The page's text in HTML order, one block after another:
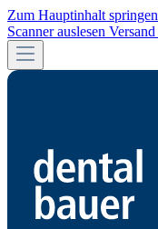
Zum Hauptinhalt springen
Scanner auslesen Versand